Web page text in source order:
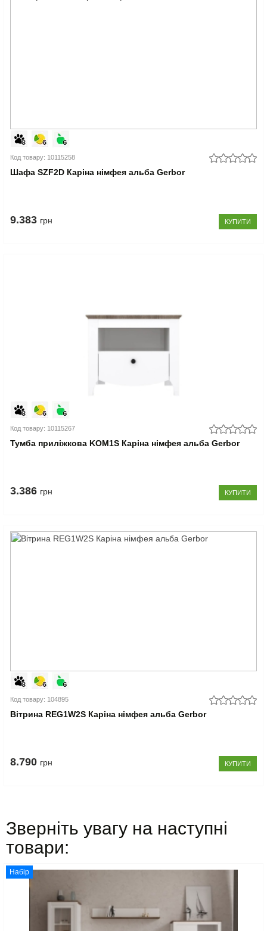
Код товару: 10115258
Шафа SZF2D Каріна німфея альба Gerbor
9.383 грн КУПИТИ
Код товару: 10115267
Тумба приліжкова KOM1S Каріна німфея альба Gerbor
3.386 грн КУПИТИ
Код товару: 104895
Вітрина REG1W2S Каріна німфея альба Gerbor
8.790 грн КУПИТИ
Зверніть увагу на наступні
товари:
Набір